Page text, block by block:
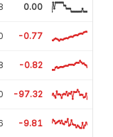
0.00
-0.77
-0.82
-97.32
-9.81